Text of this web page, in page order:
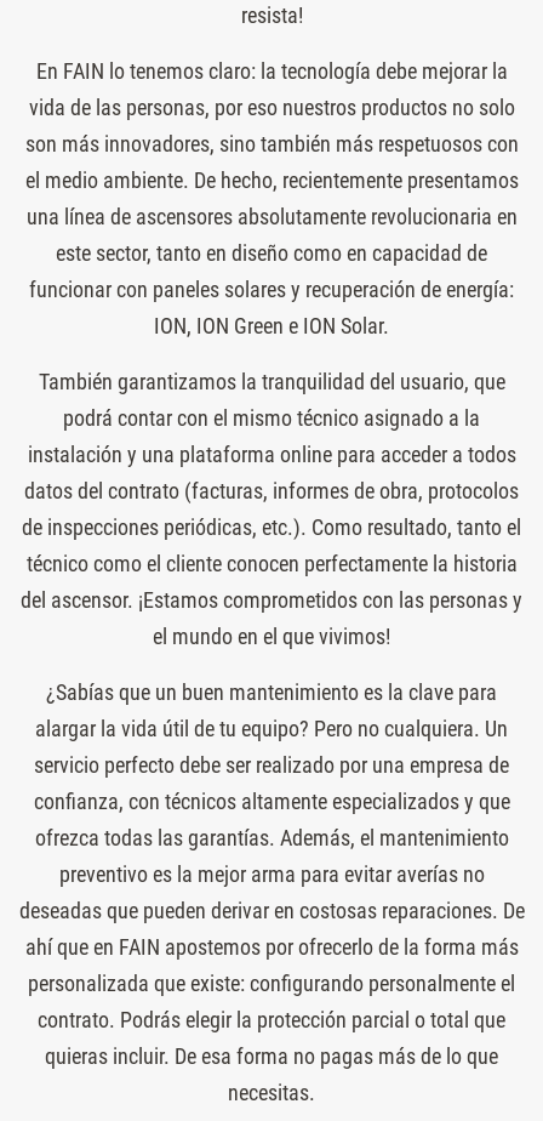
resista!
En FAIN lo tenemos claro: la tecnología debe mejorar la
vida de las personas, por eso nuestros productos no solo
son más innovadores, sino también más respetuosos con
el medio ambiente. De hecho, recientemente presentamos
una línea de ascensores absolutamente revolucionaria en
este sector, tanto en diseño como en capacidad de
funcionar con paneles solares y recuperación de energía:
ION, ION Green e ION Solar.
También garantizamos la tranquilidad del usuario, que
podrá contar con el mismo técnico asignado a la
instalación y una plataforma online para acceder a todos
datos del contrato (facturas, informes de obra, protocolos
de inspecciones periódicas, etc.). Como resultado, tanto el
técnico como el cliente conocen perfectamente la historia
del ascensor. ¡Estamos comprometidos con las personas y
el mundo en el que vivimos!
¿Sabías que un buen mantenimiento es la clave para
alargar la vida útil de tu equipo? Pero no cualquiera. Un
servicio perfecto debe ser realizado por una empresa de
confianza, con técnicos altamente especializados y que
ofrezca todas las garantías. Además, el mantenimiento
preventivo es la mejor arma para evitar averías no
deseadas que pueden derivar en costosas reparaciones. De
ahí que en FAIN apostemos por ofrecerlo de la forma más
personalizada que existe: configurando personalmente el
contrato. Podrás elegir la protección parcial o total que
quieras incluir. De esa forma no pagas más de lo que
necesitas.